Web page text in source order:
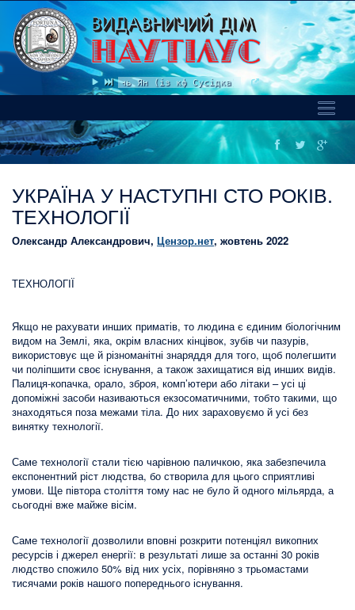
MONATIK, ROXOLANA - Інь Ян (із кф Сусідка).mp3
Toggle
УКРАЇНА У НАСТУПНІ СТО РОКІВ.
ТЕХНОЛОГІЇ
Олександр Александрович, Цензор.нет, жовтень 2022
ТЕХНОЛОГІЇ
Якщо не рахувати инших приматів, то людина є єдиним біологічним
видом на Землі, яка, окрім власних кінцівок, зубів чи пазурів,
використовує ще й різноманітні знаряддя для того, щоб полегшити
чи поліпшити своє існування, а також захищатися від инших видів.
Палиця-копачка, орало, зброя, комп’ютери або літаки – усі ці
допоміжні засоби називаються екзосоматичними, тобто такими, що
знаходяться поза межами тіла. До них зараховуємо й усі без
винятку технології.
Саме технології стали тією чарівною паличкою, яка забезпечила
експонентний ріст людства, бо створила для цього сприятливі
умови. Ще півтора століття тому нас не було й одного мільярда, а
сьогодні вже майже вісім.
Саме технології дозволили вповні розкрити потенціял викопних
ресурсів і джерел енергії: в результаті лише за останні 30 років
людство спожило 50% від них усіх, порівняно з трьомастами
тисячами років нашого попереднього існування.